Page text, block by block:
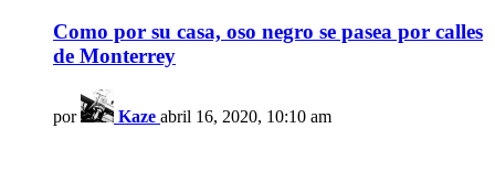
Como por su casa, oso negro se pasea por calles
de Monterrey
por Kaze abril 16, 2020, 10:10 am